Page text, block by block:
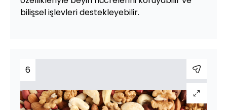
bilişsel işlevleri destekleyebilir.
6